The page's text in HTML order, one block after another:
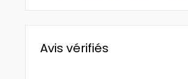
Avis vérifiés